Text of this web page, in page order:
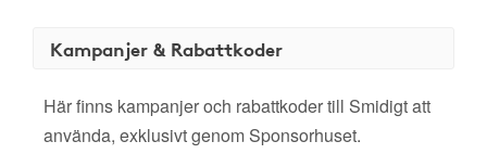
Kampanjer & Rabattkoder
Här finns kampanjer och rabattkoder till Smidigt att
använda, exklusivt genom Sponsorhuset.